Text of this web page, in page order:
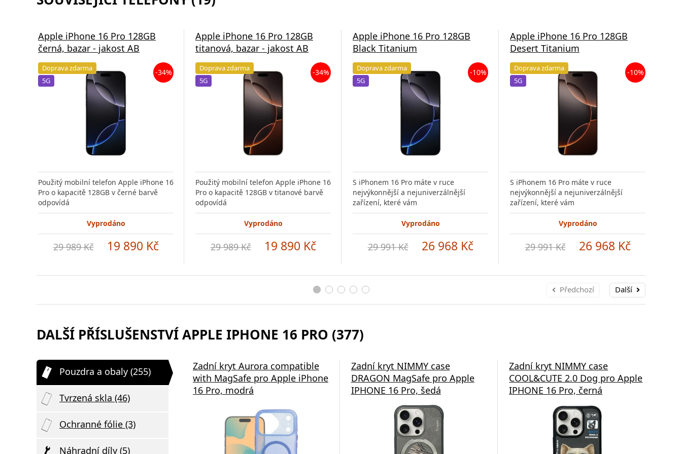
Apple iPhone 16 Pro 128GB
černá, bazar - jakost AB
Doprava zdarma
5G
-34%
Použitý mobilní telefon Apple iPhone 16
Pro o kapacitě 128GB v černé barvě
odpovídá
Vyprodáno
29 989 Kč 19 890 Kč
Apple iPhone 16 Pro 128GB
titanová, bazar - jakost AB
Doprava zdarma
5G
-34%
Použitý mobilní telefon Apple iPhone 16
Pro o kapacitě 128GB v titanové barvě
odpovídá
Vyprodáno
29 989 Kč 19 890 Kč
Apple iPhone 16 Pro 128GB
Black Titanium
Doprava zdarma
5G
-10%
S iPhonem 16 Pro máte v ruce
nejvýkonnější a nejuniverzálnější
zařízení, které vám
Vyprodáno
29 991 Kč 26 968 Kč
Apple iPhone 16 Pro 128GB
Desert Titanium
Doprava zdarma
5G
-10%
S iPhonem 16 Pro máte v ruce
nejvýkonnější a nejuniverzálnější
zařízení, které vám
Vyprodáno
29 991 Kč 26 968 Kč
Předchozí Další
DALŠÍ PŘÍSLUŠENSTVÍ APPLE IPHONE 16 PRO (377)
Pouzdra a obaly (255)
Tvrzená skla (46)
Ochranné fólie (3)
Náhradní díly (5)
Zadní kryt Aurora compatible
with MagSafe pro Apple iPhone
16 Pro, modrá
Zadní kryt NIMMY case
DRAGON MagSafe pro Apple
IPHONE 16 Pro, šedá
Zadní kryt NIMMY case
COOL&CUTE 2.0 Dog pro Apple
IPHONE 16 Pro, černá
Samsung EP-P2400BBE 15W
Podložka pro Bezdrátové
Nabíjení Black
Bezdrátová nabíječka Swissten
2v1 černá